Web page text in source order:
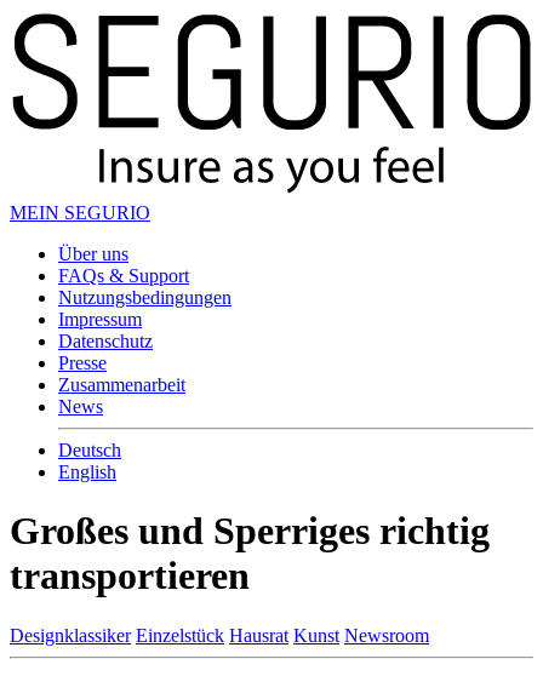
MEIN SEGURIO
Über uns
FAQs & Support
Nutzungsbedingungen
Impressum
Datenschutz
Presse
Zusammenarbeit
News
Deutsch
English
Großes und Sperriges richtig
transportieren
Designklassiker Einzelstück Hausrat Kunst Newsroom